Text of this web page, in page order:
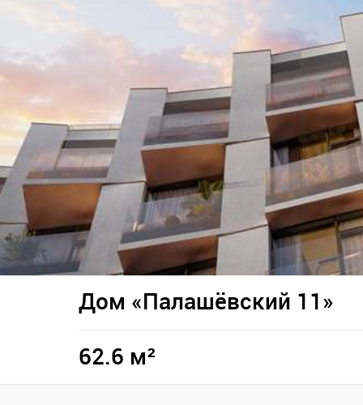
Дом «Палашёвский 11»
62.6 м²